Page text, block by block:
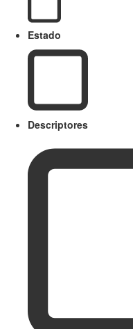
Estado
Descriptores